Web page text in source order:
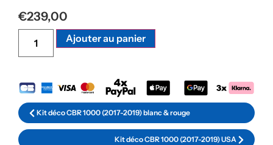
€239,00
Ajouter au panier
Kit déco CBR 1000 (2017-2019) blanc & rouge
Kit déco CBR 1000 (2017-2019) USA